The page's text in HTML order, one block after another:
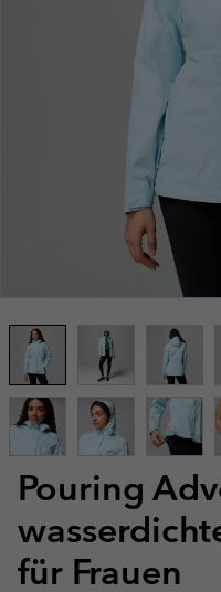
Pouring
für Frauen